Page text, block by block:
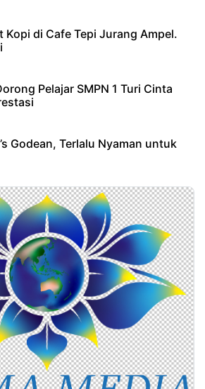
Kopi di Cafe Tepi Jurang Ampel.
Pelajar SMPN 1 Turi Cinta
Godean, Terlalu Nyaman untuk